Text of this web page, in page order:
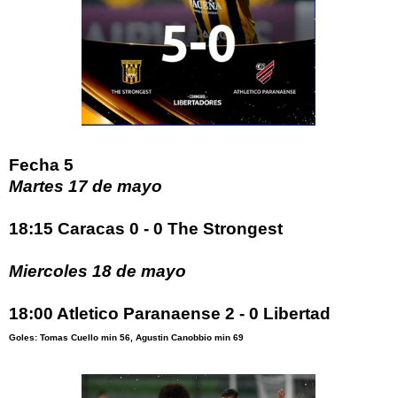
Fecha 5
Martes 17 de mayo
18:15 Caracas 0 - 0 The Strongest
Miercoles 18 de mayo
18:00 Atletico Paranaense 2 - 0 Libertad
Goles: Tomas Cuello min 56, Agustin Canobbio min 69